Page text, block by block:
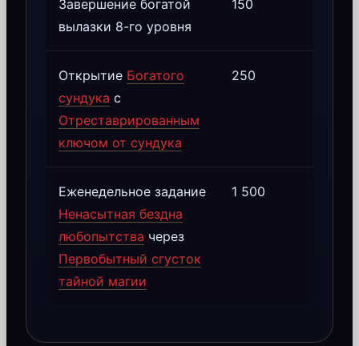
Завершение богатой
вылазки 8-го уровня
150
Открытие Богатого
сундука с
Отреставрированным
ключом от сундука
250
Еженедельное задание
Ненасытная бездна
любопытства через
Первобытный сгусток
тайной магии
1 500